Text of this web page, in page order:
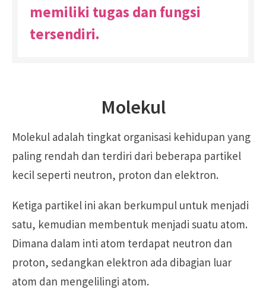
memiliki tugas dan fungsi
tersendiri.
Molekul
Molekul adalah tingkat organisasi kehidupan yang
paling rendah dan terdiri dari beberapa partikel
kecil seperti neutron, proton dan elektron.
Ketiga partikel ini akan berkumpul untuk menjadi
satu, kemudian membentuk menjadi suatu atom.
Dimana dalam inti atom terdapat neutron dan
proton, sedangkan elektron ada dibagian luar
atom dan mengelilingi atom.